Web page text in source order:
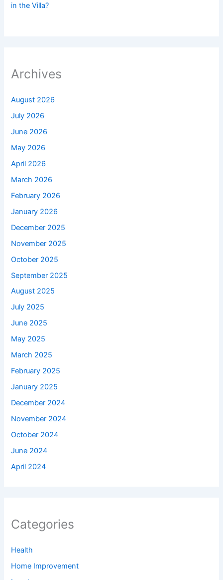
in the Villa?
Archives
August 2026
July 2026
June 2026
May 2026
April 2026
March 2026
February 2026
January 2026
December 2025
November 2025
October 2025
September 2025
August 2025
July 2025
June 2025
May 2025
March 2025
February 2025
January 2025
December 2024
November 2024
October 2024
June 2024
April 2024
Categories
Health
Home Improvement